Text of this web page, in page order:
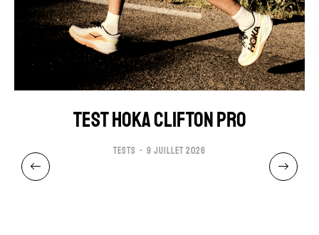
TEST HOKA CLIFTON PRO
TESTS 9 JUILLET 2026